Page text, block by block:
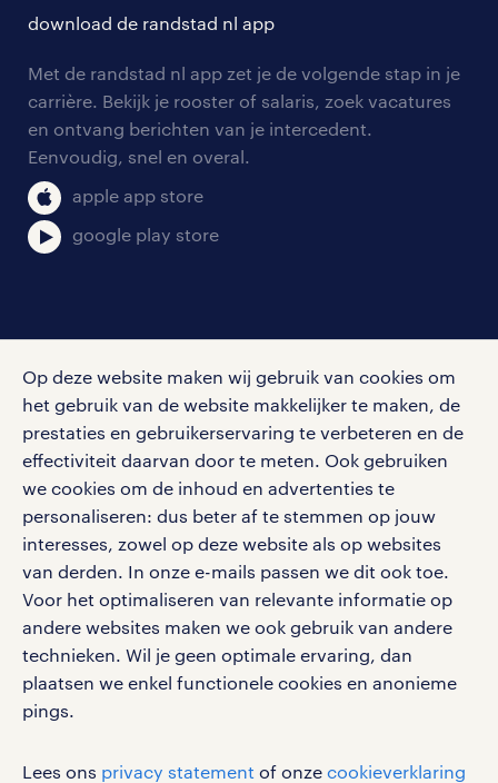
Op deze website maken wij gebruik van cookies om
het gebruik van de website makkelijker te maken, de
prestaties en gebruikerservaring te verbeteren en de
effectiviteit daarvan door te meten. Ook gebruiken
we cookies om de inhoud en advertenties te
personaliseren: dus beter af te stemmen op jouw
interesses, zowel op deze website als op websites
van derden. In onze e-mails passen we dit ook toe.
Voor het optimaliseren van relevante informatie op
andere websites maken we ook gebruik van andere
technieken. Wil je geen optimale ervaring, dan
plaatsen we enkel functionele cookies en anonieme
pings.
Lees ons privacy statement of onze cookieverklaring
tarieven
personeel gezocht
aanmelden nieuwsbrief
blogs en artikelen
salarischecker
bruto-netto calculator
onze vestigingen
pers
klachten en misstanden
download de randstad nl app
Met de randstad nl app zet je de volgende stap in je
carrière. Bekijk je rooster of salaris, zoek vacatures
en ontvang berichten van je intercedent.
Eenvoudig, snel en overal.
apple app store
google play store
Volg ons voor de leukste content omtrent
vacatures, solliciteren en inspiratie.
werken bij randstad
gebruikersvoorwaarden
privacystatement
cookies
disclaimer
sitemap
RANDSTAD, HUMAN FORWARD en SHAPING THE